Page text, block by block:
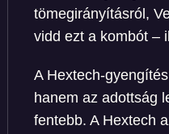
tömegirányításról,
vidd ezt a kombót –
A Hextech-
hanem az adottság
fentebb. A Hextech